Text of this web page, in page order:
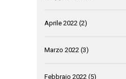
Aprile 2022 (2)
Marzo 2022 (3)
Febbraio 2022 (5)